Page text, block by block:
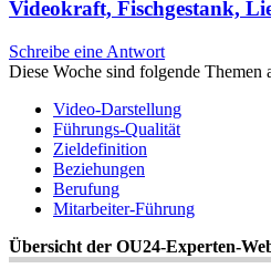
Videokraft, Fischgestank,
Schreibe eine Antwort
Diese Woche sind folgende Themen
Video-Darstellung
Führungs-Qualität
Zieldefinition
Beziehungen
Berufung
Mitarbeiter-Führung
Übersicht der OU24-Experten-